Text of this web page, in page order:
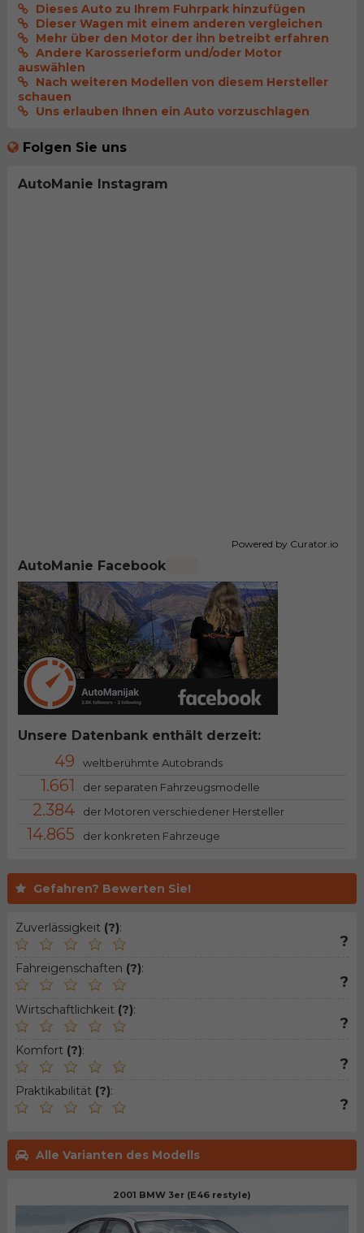
Gefahren? Bewerten Sie!
Zuverlässigkeit (?):
?
Fahreigenschaften (?):
?
Wirtschaftlichkeit (?):
?
Komfort (?):
?
Praktikabilität (?):
?
Alle Varianten des Modells
2001 BMW 3er (E46 restyle)
Dieses Auto zu Ihrem Fuhrpark hinzufügen
Dieser Wagen mit einem anderen vergleichen
Mehr über den Motor der ihn betreibt erfahren
Andere Karosserieform und/oder Motor
auswählen
Nach weiteren Modellen von diesem Hersteller
schauen
Uns erlauben Ihnen ein Auto vorzuschlagen
Folgen Sie uns
AutoManie Instagram
Powered by Curator.io
AutoManie Facebook
Unsere Datenbank enthält derzeit:
49 weltberühmte Autobrands
1.661 der separaten Fahrzeugsmodelle
2.384 der Motoren verschiedener Hersteller
14.865 der konkreten Fahrzeuge